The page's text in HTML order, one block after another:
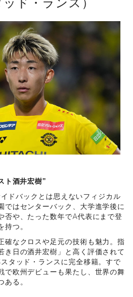
ト酒井宏樹”
ドバックとは思えないフィジカル
ではセンターバック、大学進学後に
否や、たった数年でA代表にまで登
持つ。
確なクロスや足元の技術も魅力。指
き日の酒井宏樹」と高く評価されて
タッド・ランスに完全移籍。すで
で欧州デビューも果たし、世界の舞
ある。